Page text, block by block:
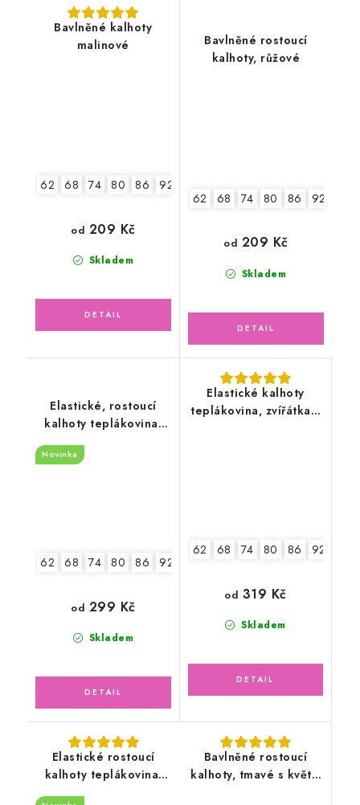
Bavlněné kalhoty
malinové
62 68 74 80 86 92
Skladem
od 209 Kč
Bavlněné rostoucí
kalhoty, růžové
62 68 74 80 86 92
Skladem
od 209 Kč
Elastické, rostoucí
kalhoty teplákovina,
Novinka
62 68 74 80 86 92-98
Skladem
od 299 Kč
Elastické kalhoty
teplákovina, zvířátka v
62 68 74 80 86 92
Skladem
od 319 Kč
Elastické rostoucí
kalhoty teplákovina,
zvířátka Safari
Bavlněné rostoucí
kalhoty, tmavé s květy,